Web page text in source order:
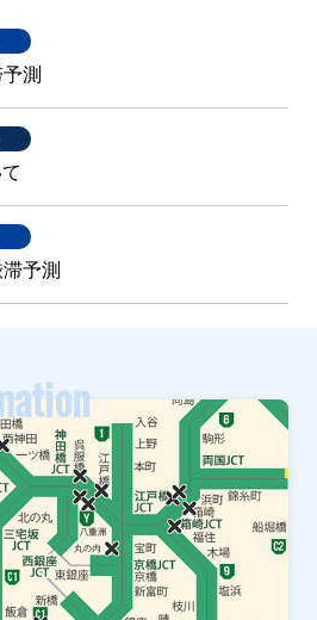
測
予測